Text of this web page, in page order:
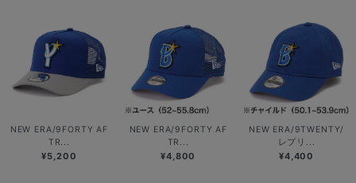
NEW ERA/9FORTY AF
TR...
¥5,200
NEW ERA/9FORTY AF
TR...
¥4,800
NEW ERA/9TWENTY/
レプリ...
¥4,400